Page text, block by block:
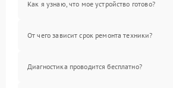
Как я узнаю, что мое устройство готово?
От чего зависит срок ремонта техники?
Диагностика проводится бесплатно?